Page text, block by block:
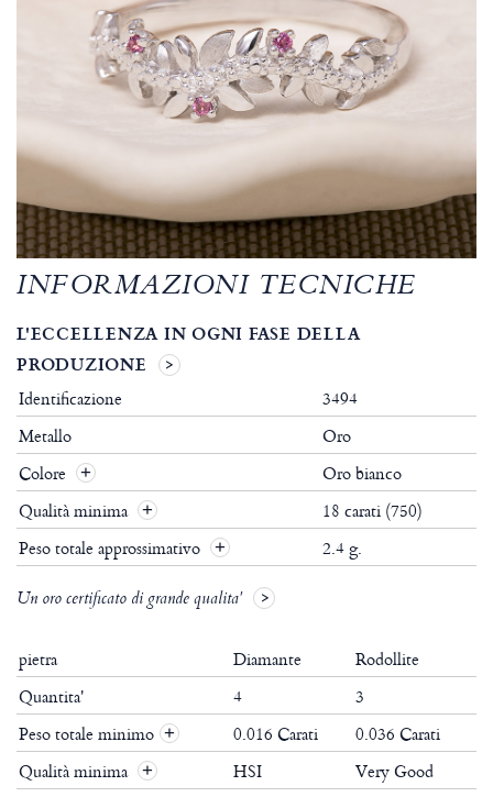
INFORMAZIONI TECNICHE
L'ECCELLENZA IN OGNI FASE DELLA
PRODUZIONE
Identificazione
3494
Metallo
Oro
Colore
Oro bianco
Qualità minima
18 carati (750)
Peso totale approssimativo
2.4 g.
Un oro certificato di grande qualita'
pietra Diamante
Rodollite
Quantita'
4
3
Peso totale minimo + 0.016 Carati
0.036 Carati
Qualità minima + HSI Very Good